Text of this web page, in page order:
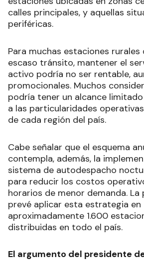
calles principales, y aquellas
periféricas.
Para muchas estaciones rurales
escaso tránsito, mantener el
activo podría no ser rentable,
promocionales. Muchos
podría tener un alcance
a las particularidades
de cada región del país.
Cabe señalar que el esquema
contempla, además, la
sistema de autodespacho
para reducir los costos
horarios de menor demanda.
prevé aplicar esta estrategia en
aproximadamente 1.600
distribuidas en todo el país.
El argumento del presidente